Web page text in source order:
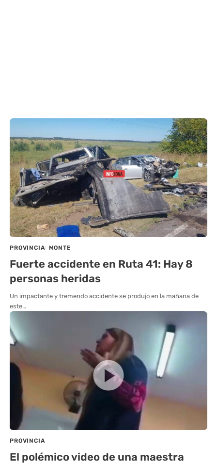
PROVINCIA MONTE
Fuerte accidente en Ruta 41: Hay 8
personas heridas
Un impactante y tremendo accidente se produjo en la mañana de
este…
PROVINCIA
El polémico video de una maestra